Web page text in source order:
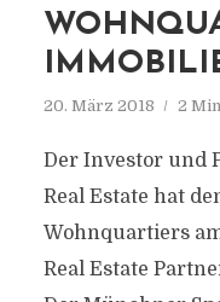
20. März 2018 2
Der Investor und
Real Estate hat
Wohnquartiers
Real Estate